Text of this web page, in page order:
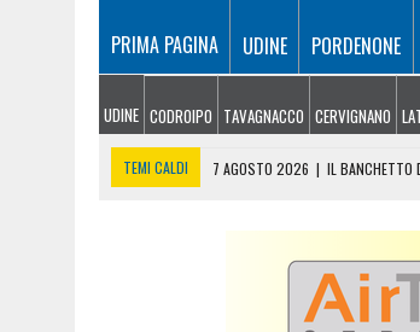
PRIMA PAGINA UDINE PORDENONE
UDINE CODROIPO TAVAGNACCO CERVIGNANO
TEMI CALDI 7 AGOSTO 2026 | IL BANCHETTO
UN TAP, 10 BIGLIETTI: SUI